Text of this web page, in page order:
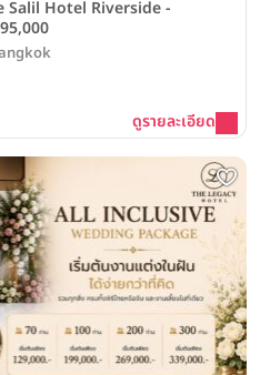
Salil Hotel Riverside -
ดูรายละเอียด